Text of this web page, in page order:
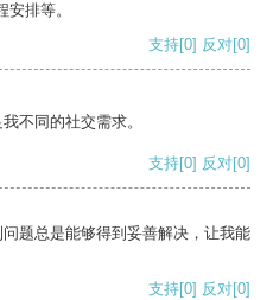
排等。
支持[0] 反对[0]
不同的社交需求。
支持[0] 反对[0]
题总是能够得到妥善解决，让我能
支持[0] 反对[0]